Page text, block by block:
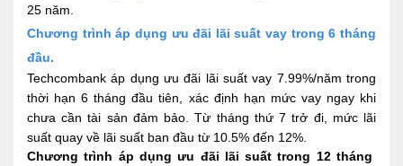
25 năm.
Chương trình áp dụng ưu đãi lãi suất vay trong 6 tháng
đầu.
Techcombank áp dụng ưu đãi lãi suất vay 7.99%/năm trong
thời hạn 6 tháng đầu tiên, xác định hạn mức vay ngay khi
chưa cần tài sản đảm bảo. Từ tháng thứ 7 trở đi, mức lãi
suất quay về lãi suất ban đầu từ 10.5% đến 12%.
Chương trình áp dụng ưu đãi lãi suất trong 12 tháng